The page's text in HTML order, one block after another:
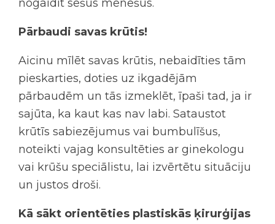
nogaidīt sešus mēnešus.
Pārbaudi savas krūtis!
Aicinu mīlēt savas krūtis, nebaidīties tām
pieskarties, doties uz ikgadējām
pārbaudēm un tās izmeklēt, īpaši tad, ja ir
sajūta, ka kaut kas nav labi. Sataustot
krūtīs sabiezējumus vai bumbulīšus,
noteikti vajag konsultēties ar ginekologu
vai krūšu speciālistu, lai izvērtētu situāciju
un justos droši.
Kā sākt orientēties plastiskās ķirurģijas